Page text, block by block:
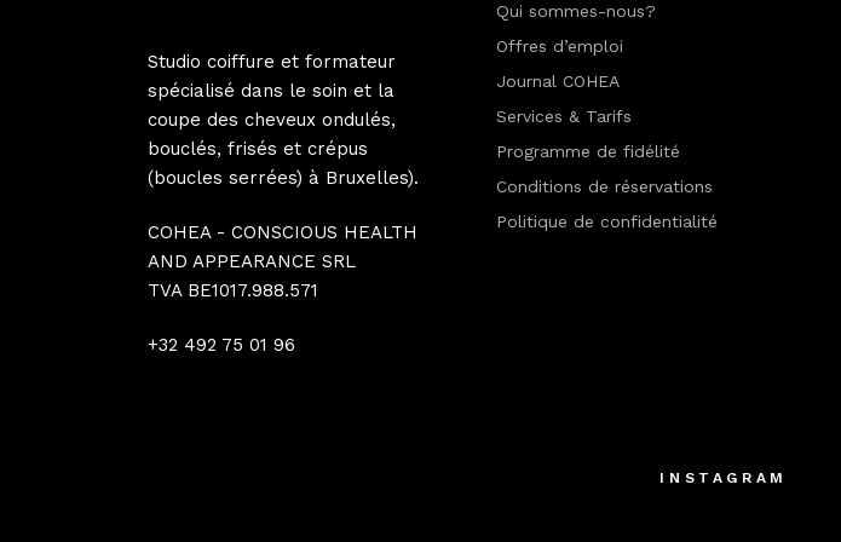
Studio coiffure et formateur
spécialisé dans le soin et la
coupe des cheveux ondulés,
bouclés, frisés et crépus
(boucles serrées) à Bruxelles).
COHEA - CONSCIOUS HEALTH
AND APPEARANCE SRL
TVA BE1017.988.571
+32 492 75 01 96
Qui sommes-nous?
Offres d’emploi
Journal COHEA
Services & Tarifs
Programme de fidélité
Conditions de réservations
Politique de confidentialité
INSTAGRAM